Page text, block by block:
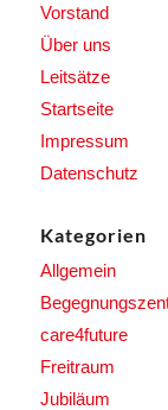
Vorstand
Über uns
Leitsätze
Startseite
Impressum
Datenschutz
Kategorien
Allgemein
care4future
Freitraum
Jubiläum